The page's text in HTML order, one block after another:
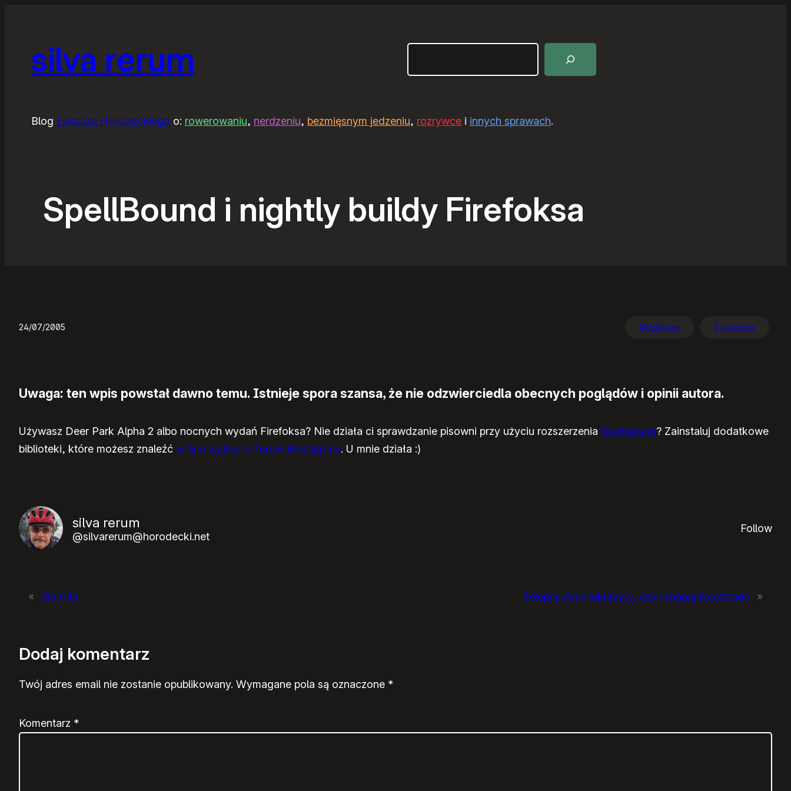
silva rerum
Blog Łukasza Horodeckiego o: rowerowaniu, nerdzeniu, bezmięsnym jedzeniu, rozrywcei innych sprawach.
SpellBound i nightly buildy Firefoksa
24/07/2005 Mozillowe Z Joggera
Uwaga: ten wpis powstał dawno temu. Istnieje spora szansa, że nie odzwierciedla obecnych poglądów i opinii autora.
Używasz Deer Park Alpha 2 albo nocnych wydań Firefoksa? Nie działa ci sprawdzanie pisowni przy użyciu rozszerzenia SpellBound? Zainstaluj dodatkowe
biblioteki, które możesz znaleźć w tym wątku na forum Mozillazine. U mnie działa :)
silva rerum
@silvarerum@horodecki.net
Follow
« Sin City Telepsy mnie wkurzyły, czyli żegnaj Neostrado »
Dodaj komentarz
Twój adres email nie zostanie opublikowany. Wymagane pola są oznaczone *
Komentarz *